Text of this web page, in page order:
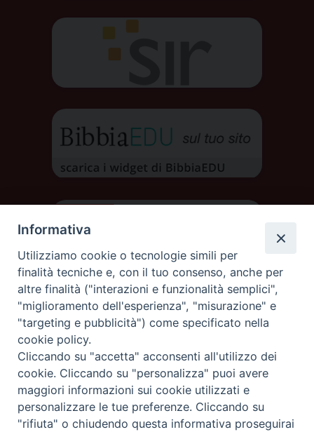
DIOCESI DI AOSTA
DIOCÈSE D'AOSTE
Rue Mgr de Sales 3/A 11100 Aosta
Informativa
Utilizziamo cookie o tecnologie simili per
finalità tecniche e, con il tuo consenso, anche per
altre finalità ("interazioni e funzionalità semplici",
"miglioramento dell'esperienza", "misurazione" e
"targeting e pubblicità") come specificato nella
cookie policy.
Cliccando su "accetta" acconsenti all'utilizzo dei
cookie. Cliccando su "personalizza" puoi avere
maggiori informazioni sui cookie utilizzati e
personalizzare le tue preferenze. Cliccando su
"rifiuta" o chiudendo questa informativa proseguirai